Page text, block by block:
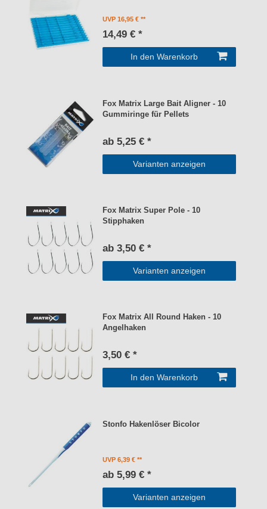
UVP 16,95 €
14,49 € *
In den Warenkorb
Fox Matrix Large Bait Aligner - 10
Gummiringe für Pellets
ab 5,25 € *
Varianten anzeigen
Fox Matrix Super Pole - 10
Stipphaken
ab 3,50 € *
Varianten anzeigen
Fox Matrix All Round Haken - 10
Angelhaken
3,50 € *
In den Warenkorb
Stonfo Hakenlöser Bicolor
UVP 6,39 €
ab 5,99 € *
Varianten anzeigen